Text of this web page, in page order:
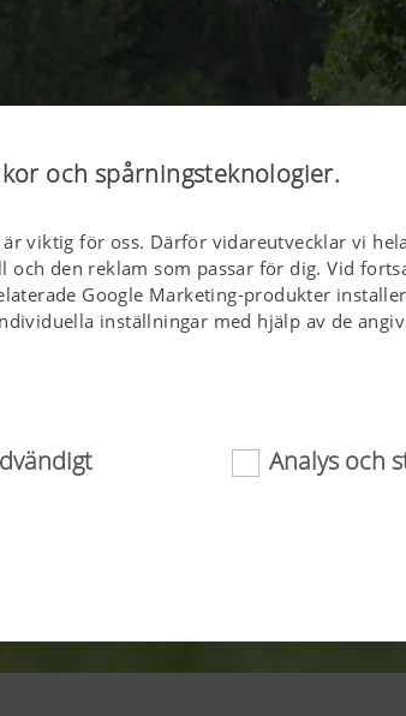
och spårningsteknologier.
viktig för oss. Därför vidareutvecklar vi
och den reklam som passar för dig. Vid
Google Marketing-produkter
inställningar med hjälp av de
Här avses såväl viktiga grundfunktioner,
frågan om ditt medgivande. Den här
Analys och